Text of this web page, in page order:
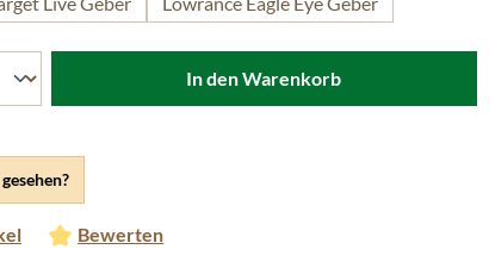
Bewerten
In den Warenkorb